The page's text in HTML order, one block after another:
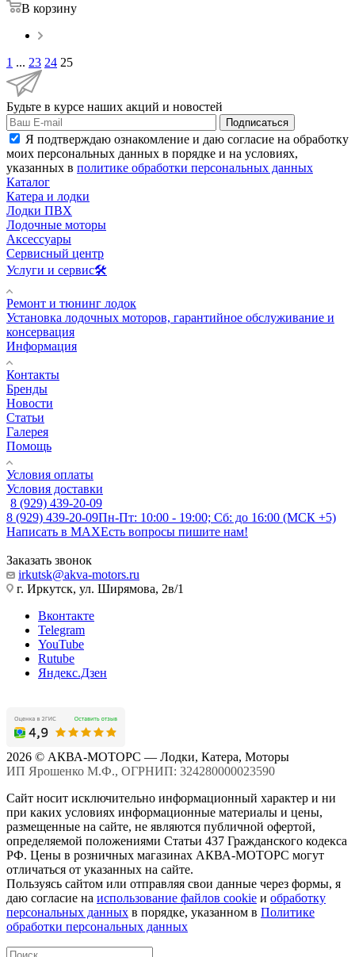
В корзину
1 ... 23 24 25
Будьте в курсе наших акций и новостей
Подписаться
Я подтверждаю ознакомление и даю согласие на обработку
моих персональных данных в порядке и на условиях,
указанных в политике обработки персональных данных
Каталог
Катера и лодки
Лодки ПВХ
Лодочные моторы
Аксессуары
Сервисный центр
Услуги и сервис🛠️
Ремонт и тюнинг лодок
Установка лодочных моторов, гарантийное обслуживание и
консервация
Информация
Контакты
Бренды
Новости
Статьи
Галерея
Помощь
Условия оплаты
Условия доставки
8 (929) 439-20-09
8 (929) 439-20-09Пн-Пт: 10:00 - 19:00; Сб: до 16:00 (МСК +5)
Написать в MAXЕсть вопросы пишите нам!
Заказать звонок
irkutsk@akva-motors.ru
г. Иркутск, ул. Ширямова, 2в/1
Вконтакте
Telegram
YouTube
Rutube
Яндекс.Дзен
2026 © АКВА-МОТОРС — Лодки, Катера, Моторы
ИП Ярошенко М.Ф., ОГРНИП: 324280000023590
Сайт носит исключительно информационный характер и ни
при каких условиях информационные материалы и цены,
размещенные на сайте, не являются публичной офертой,
определяемой положениями Статьи 437 Гражданского кодекса
РФ. Цены в розничных магазинах АКВА-МОТОРС могут
отличаться от указанных на сайте.
Пользуясь сайтом или отправляя свои данные через формы, я
даю согласие на использование файлов cookie и обработку
персональных данных в порядке, указанном в Политике
обработки персональных данных